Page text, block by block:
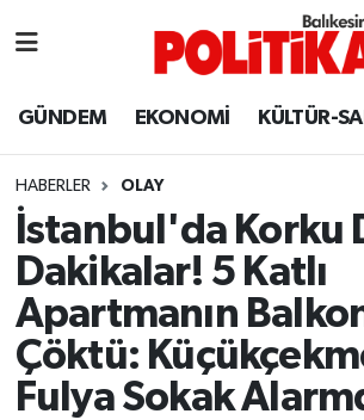
GÜNDEM EKONOMİ KÜLTÜR-
HABERLER OLAY
İstanbul'da Korku
Dakikalar! 5 Katlı
Apartmanın
Çöktü:
Fulya Sokak
Ayvalık
Balya
Bandırma
Bigadiç
BİYOGRAFİLER
Balıkesir Hava Durumu
Balıkesir Namaz Vakitleri
Balıkesir Trafik Yoğunluk
Süper Lig Puan Durumu ve
Tüm Manşetler